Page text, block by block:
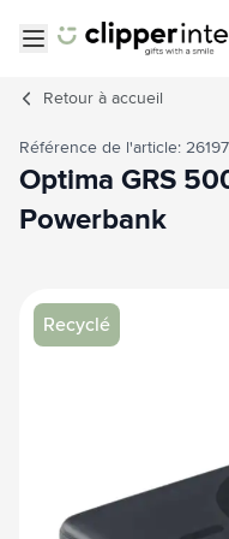
Retour à accueil
Recyclé
Image principale
Cliquez pour voir
Référence de l'article:
Optima GRS
Powerbank